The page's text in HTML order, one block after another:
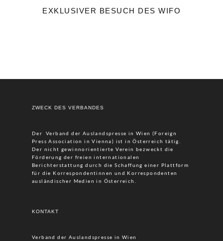
EXKLUSIVER BESUCH DES WIFO
ZWECK DES VERBANDES
Der Verband der Auslandspresse in Wien (Foreign
Press Association in Vienna) ist in Österreich tätig.
Der nicht gewinnorientierte Verein bezweckt die
Förderung der freien internationalen
Berichterstattung durch die Schaffung einer Plattform
für die Korrespondentinnen und Korrespondenten
ausländischer Medien in Österreich.
KONTAKT
Verband der Auslandspresse in Wien